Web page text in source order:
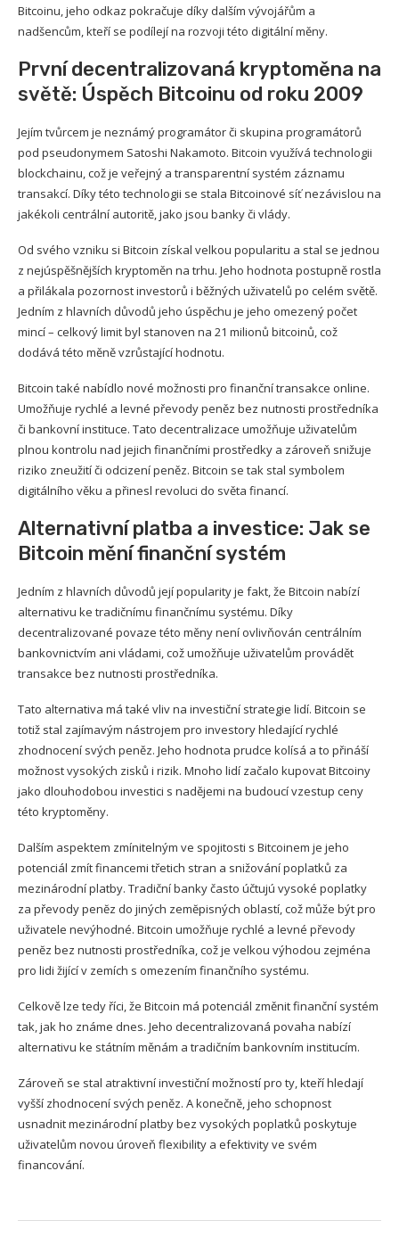
Bitcoinu, jeho odkaz pokračuje díky dalším vývojářům a
nadšencům, kteří se podílejí na rozvoji této digitální měny.
První decentralizovaná kryptoměna na
světě: Úspěch Bitcoinu od roku 2009
Jejím tvůrcem je neznámý programátor či skupina programátorů
pod pseudonymem Satoshi Nakamoto. Bitcoin využívá technologii
blockchainu, což je veřejný a transparentní systém záznamu
transakcí. Díky této technologii se stala Bitcoinové síť nezávislou na
jakékoli centrální autoritě, jako jsou banky či vlády.
Od svého vzniku si Bitcoin získal velkou popularitu a stal se jednou
z nejúspěšnějších kryptoměn na trhu. Jeho hodnota postupně rostla
a přilákala pozornost investorů i běžných uživatelů po celém světě.
Jedním z hlavních důvodů jeho úspěchu je jeho omezený počet
mincí – celkový limit byl stanoven na 21 milionů bitcoinů, což
dodává této měně vzrůstající hodnotu.
Bitcoin také nabídlo nové možnosti pro finanční transakce online.
Umožňuje rychlé a levné převody peněz bez nutnosti prostředníka
či bankovní instituce. Tato decentralizace umožňuje uživatelům
plnou kontrolu nad jejich finančními prostředky a zároveň snižuje
riziko zneužití či odcizení peněz. Bitcoin se tak stal symbolem
digitálního věku a přinesl revoluci do světa financí.
Alternativní platba a investice: Jak se
Bitcoin mění finanční systém
Jedním z hlavních důvodů její popularity je fakt, že Bitcoin nabízí
alternativu ke tradičnímu finančnímu systému. Díky
decentralizované povaze této měny není ovlivňován centrálním
bankovnictvím ani vládami, což umožňuje uživatelům provádět
transakce bez nutnosti prostředníka.
Tato alternativa má také vliv na investiční strategie lidí. Bitcoin se
totiž stal zajímavým nástrojem pro investory hledající rychlé
zhodnocení svých peněz. Jeho hodnota prudce kolísá a to přináší
možnost vysokých zisků i rizik. Mnoho lidí začalo kupovat Bitcoiny
jako dlouhodobou investici s nadějemi na budoucí vzestup ceny
této kryptoměny.
Dalším aspektem zmínitelným ve spojitosti s Bitcoinem je jeho
potenciál zmít financemi třetich stran a snižování poplatků za
mezinárodní platby. Tradiční banky často účtujú vysoké poplatky
za převody penĕz do jiných zemĕpisných oblastí, což může být pro
uživatele nevýhodné. Bitcoin umožňuje rychlé a levné převody
penĕz bez nutnosti prostředníka, což je velkou výhodou zejména
pro lidi žijící v zemích s omezením finančního systému.
Celkově lze tedy říci, že Bitcoin má potenciál změnit finanční systém
tak, jak ho známe dnes. Jeho decentralizovaná povaha nabízí
alternativu ke státním měnám a tradičním bankovním institucím.
Zároveň se stal atraktivní investiční možností pro ty, kteří hledají
vyšší zhodnocení svých peněz. A konečně, jeho schopnost
usnadnit mezinárodní platby bez vysokých poplatků poskytuje
uživatelům novou úroveň flexibility a efektivity ve svém
financování.